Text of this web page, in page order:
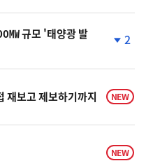
상
㎿ 규모 '태양광 발
하
락
2
재보고 제보하기까지 NEW
NEW